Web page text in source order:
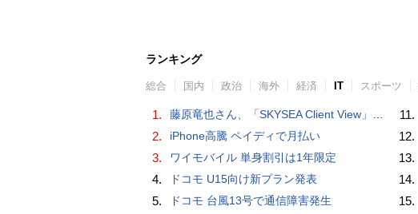
ランキング
総合 国内 政治 海外 経済 IT スポーツ
1. 藤原竜也さん、「SKYSEA Client View」新CMで「AI労務改善」をアピール 働き方をAIが分析したら「すぐに休んで」と言われる？
2. iPhone高騰 ペイディで月払い
3. ワイモバイル 単身割引は1年限定
4. ドコモ U15向け新プラン発表
5. ドコモ 台風13号で通信障害発生
11.
12.
13.
14.
15.